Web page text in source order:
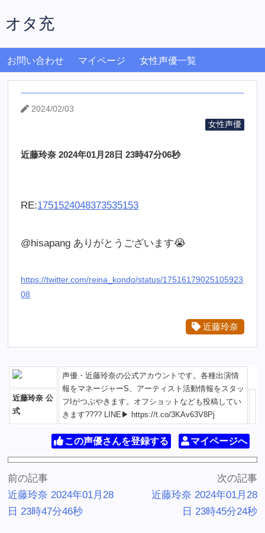
オタ充
お問い合わせ マイページ 女性声優一覧
2024/02/03
女性声優
近藤玲奈 2024年01月28日 23時47分06秒
RE:1751524048373535153
@hisapang ありがとうございます😭
https://twitter.com/reina_kondo/status/17516179025105923
08
近藤玲奈
声優・近藤玲奈の公式アカウントです。各種出演情
報をマネージャーS、アーティスト活動情報をスタッ
フIがつぶやきます。オフショットなども投稿してい
きます???? LINE▶︎ https://t.co/3KAv63V8Pj
近藤玲奈 公
式
この声優さんを登録する マイページへ
前の記事
近藤玲奈 2024年01月28
日 23時47分46秒
次の記事
近藤玲奈 2024年01月28
日 23時45分24秒